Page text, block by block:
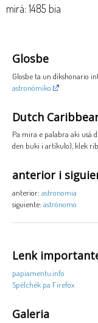
mirá: 1485 bia
Glosbe
Glosbe ta un dikshonario
astronómiko
Dutch
Pa mira e palabra aki usá
den buki i artíkulo), klek
anterior i
anterior: astronomia
siguiente: astrónomo
Lenk
papiamentu.info
Spèlchèk pa Firefox
Galeria